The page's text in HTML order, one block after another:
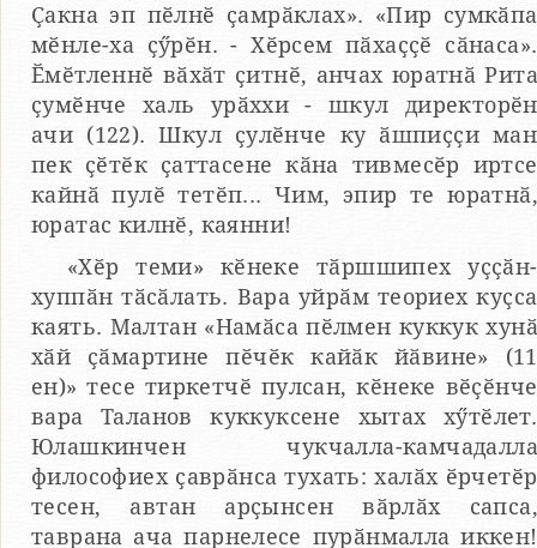
Ҫакна эп пӗлнӗ ҫамрӑклах». «Пир сумкӑпа
мӗнле-ха ҫӳрӗн. - Хӗрсем пӑхаҫҫӗ сӑнаса».
Ӗмӗтленнӗ вӑхӑт ҫитнӗ, анчах юратнӑ Рита
ҫумӗнче халь урӑххи - шкул директорӗн
ачи (122). Шкул ҫулӗнче ку ӑшпиҫҫи ман
пек ҫӗтӗк ҫаттасене кӑна тивмесӗр иртсе
кайнӑ пулӗ тетӗп... Чим, эпир те юратнӑ,
юратас килнӗ, каянни!
«Хӗр теми» кӗнеке тӑршшипех уҫҫӑн-
хуппӑн тӑсӑлать. Вара уйрӑм теориех куҫса
каять. Малтан «Намӑса пӗлмен куккук хунӑ
хӑй ҫӑмартине пӗчӗк кайӑк йӑвине» (11
ен)» тесе тиркетчӗ пулсан, кӗнеке вӗҫӗнче
вара Таланов куккуксене хытах хӳтӗлет.
Юлашкинчен чукчалла-камчадалла
философиех ҫаврӑнса тухать: халӑх ӗрчетӗр
тесен, автан арҫынсен вӑрлӑх сапса,
таврана ача парнелесе пурӑнмалла иккен!